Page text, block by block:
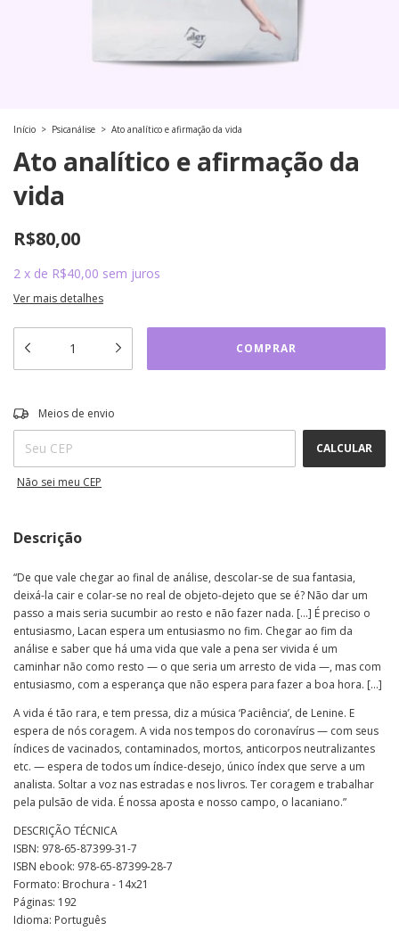
Início > Psicanálise > Ato analítico e afirmação da vida
Ato analítico e afirmação da
vida
R$80,00
2 x de R$40,00 sem juros
Ver mais detalhes
Entregas para o CEP:
Meios de envio
CALCULAR
Não sei meu CEP
Descrição
“De que vale chegar ao final de análise, descolar-se de sua fantasia,
deixá-la cair e colar-se no real de objeto-dejeto que se é? Não dar um
passo a mais seria sucumbir ao resto e não fazer nada. […] É preciso o
entusiasmo, Lacan espera um entusiasmo no fim. Chegar ao fim da
análise e saber que há uma vida que vale a pena ser vivida é um
caminhar não como resto — o que seria um arresto de vida —, mas com
entusiasmo, com a esperança que não espera para fazer a boa hora. […]
A vida é tão rara, e tem pressa, diz a música ‘Paciência’, de Lenine. E
espera de nós coragem. A vida nos tempos do coronavírus — com seus
índices de vacinados, contaminados, mortos, anticorpos neutralizantes
etc. — espera de todos um índice-desejo, único índex que serve a um
analista. Soltar a voz nas estradas e nos livros. Ter coragem e trabalhar
pela pulsão de vida. É nossa aposta e nosso campo, o lacaniano.”
DESCRIÇÃO TÉCNICA
ISBN: 978-65-87399-31-7
ISBN ebook: 978-65-87399-28-7
Formato: Brochura - 14x21
Páginas: 192
Idioma: Português